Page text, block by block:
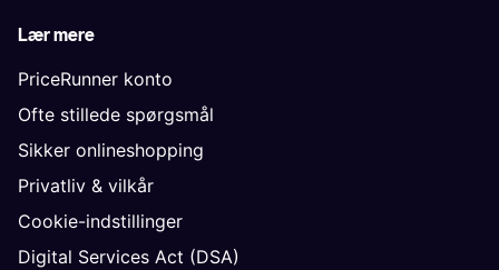
Lær mere
PriceRunner konto
Ofte stillede spørgsmål
Sikker onlineshopping
Privatliv & vilkår
Cookie-indstillinger
Digital Services Act (DSA)